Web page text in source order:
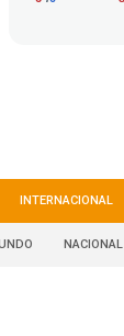
INTERNACIONAL
NACIONAL